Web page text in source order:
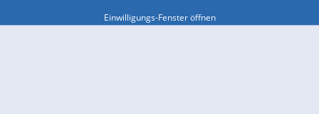
Einwilligungs-Fenster öffnen